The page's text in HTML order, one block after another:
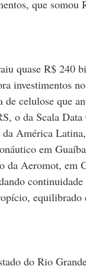
que somou
quase R$ 240
investimentos
celulose que
o da Scala
América
em
Aeromot, em
do Rio